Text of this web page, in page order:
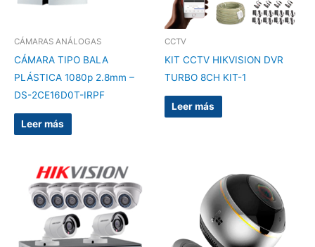
CÁMARAS ANÁLOGAS
CÁMARA TIPO BALA
PLÁSTICA 1080p 2.8mm –
DS-2CE16D0T-IRPF
Leer más
CCTV
KIT CCTV HIKVISION DVR
TURBO 8CH KIT-1
Leer más